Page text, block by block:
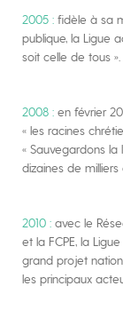
2005 : fidèle à sa
publique, la Ligue
soit celle de tous ».
2008 : en février
« les racines
« Sauvegardons la
dizaines de milliers
2010 : avec le
et la FCPE, la
grand projet
les principaux